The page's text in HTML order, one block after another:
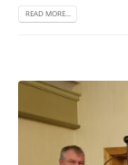
READ MORE...